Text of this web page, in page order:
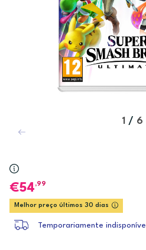
1 / 6
54,99
Melhor preço últimos 30 dias
Temporariamente indisponível